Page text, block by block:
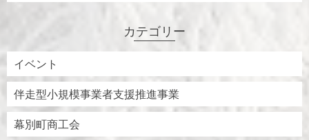
カテゴリー
イベント
伴走型小規模事業者支援推進事業
幕別町商工会